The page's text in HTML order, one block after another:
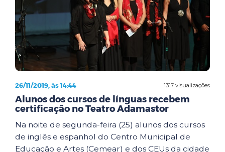
1317 visualizações
26/11/2019, às 14:44
Alunos dos cursos de línguas recebem
certificação no Teatro Adamastor
Na noite de segunda-feira (25) alunos dos cursos
de inglês e espanhol do Centro Municipal de
Educação e Artes (Cemear) e dos CEUs da cidade